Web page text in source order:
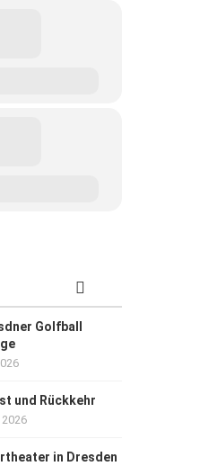
Golfball
und Rückkehr
in Dresden